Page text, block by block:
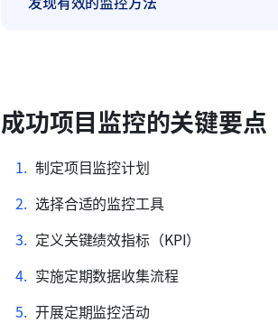
成功项目监控的关键要点
制定项目监控计划
选择合适的监控工具
定义关键绩效指标（KPI）
实施定期数据收集流程
开展定期监控活动